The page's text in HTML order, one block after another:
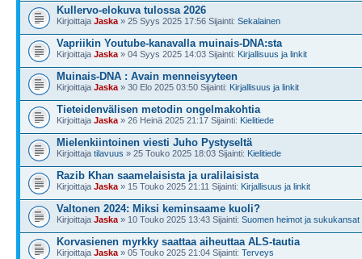
Kullervo-elokuva tulossa 2026
Kirjoittaja Jaska » 25 Syys 2025 17:56 Sijainti: Sekalainen
Vapriikin Youtube-kanavalla muinais-DNA:sta
Kirjoittaja Jaska » 04 Syys 2025 14:03 Sijainti: Kirjallisuus ja linkit
Muinais-DNA : Avain menneisyyteen
Kirjoittaja Jaska » 30 Elo 2025 03:50 Sijainti: Kirjallisuus ja linkit
Tieteidenvälisen metodin ongelmakohtia
Kirjoittaja Jaska » 26 Heinä 2025 21:17 Sijainti: Kielitiede
Mielenkiintoinen viesti Juho Pystyseltä
Kirjoittaja tilavuus » 25 Touko 2025 18:03 Sijainti: Kielitiede
Razib Khan saamelaisista ja uralilaisista
Kirjoittaja Jaska » 15 Touko 2025 21:11 Sijainti: Kirjallisuus ja linkit
Valtonen 2024: Miksi keminsaame kuoli?
Kirjoittaja Jaska » 10 Touko 2025 13:43 Sijainti: Suomen heimot ja sukukansat
Korvasienen myrkky saattaa aiheuttaa ALS-tautia
Kirjoittaja Jaska » 05 Touko 2025 21:04 Sijainti: Terveys